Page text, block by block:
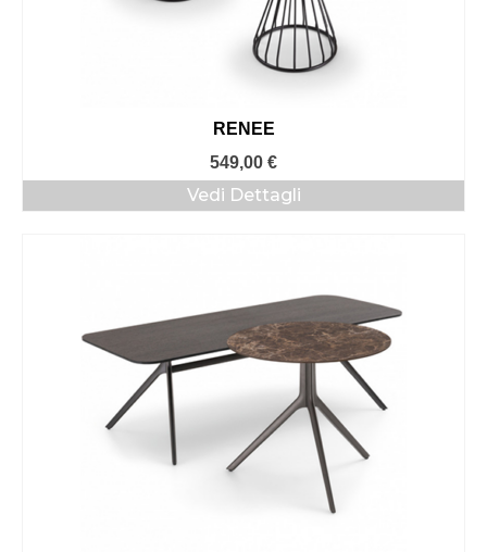
RENEE
549,00 €
Vedi Dettagli